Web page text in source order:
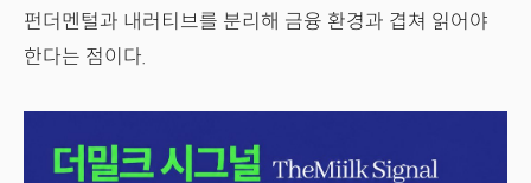
펀더멘털과 내러티브를 분리해 금융 환경과 겹쳐 읽어야
한다는 점이다.